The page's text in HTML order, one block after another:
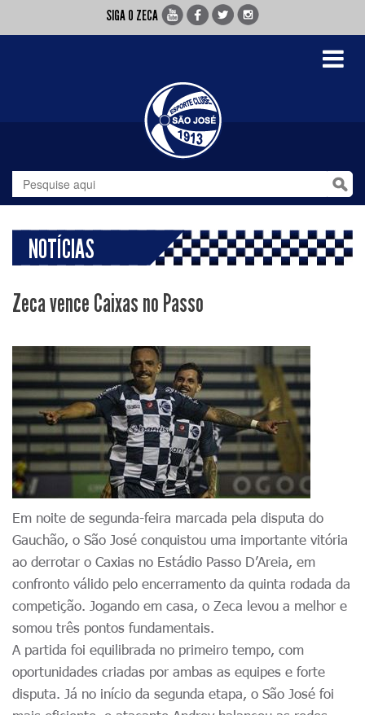
SIGA O ZECA
Toggle
NOTÍCIAS
Zeca vence Caixas no Passo
Em noite de segunda-feira marcada pela disputa do
Gauchão, o São José conquistou uma importante vitória
ao derrotar o Caxias no Estádio Passo D’Areia, em
confronto válido pelo encerramento da quinta rodada da
competição. Jogando em casa, o Zeca levou a melhor e
somou três pontos fundamentais.
A partida foi equilibrada no primeiro tempo, com
oportunidades criadas por ambas as equipes e forte
disputa. Já no início da segunda etapa, o São José foi